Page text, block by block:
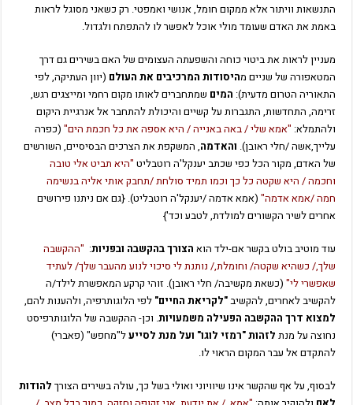
התנשאות וויתור אלא ממקום חומל, אנושי ואמפטי. רק כשאני מסוגל לראות
באמת את האדם שעומד מולי אוכל לאפשר לו להתפתח ולגדול.
מעניין לראות את ביטוי כוחה והשפעתה העצומים של האם בשירים גם דרך
המטאפורה של שניים מהיסודות המרכיבים את העולם (יוון העתיקה, לפי
התאוריה הטרום מדעית): המים שמתחברים לאותו מקום רחמי ומייצגים רגש,
זרימה, התחדשות, התגברות על קשיים והיכולת להתחבר אל אנרגיית היקום
ולהתמלא: "אמא שלי / באה באנייה / היא אספה את כל חכמת הים" (כפרה
עלייך,אשה /חלי ראובן). והאדמה, המשקפת את הצרכים הבסיסיים, השורשים
של האדם, מקור הכל כפי שכתב יענקל'ה רוטבליט "היא תביט אלי טובה
וחכמה / היא שקטה כל כך וכמו תמיד סולחת /תחבק אותי אליה בנשימה
חמה /אמא אדמה" (אמא אדמה /יענקל'ה רוטבליט). {גם אם ניתנו פירושים
אחרים לשיר הקשורים למולדת, לטבע וכד'}
עוד מוטיב בולט בקשר אם-ילד הוא הצורך בהקשבה ובפניות: "ההקשבה
שלך,/ כשהיא שקטה/ וחומלת,/ נותנת לי סיכוי לנוע מהעבר שלך/ לעתיד
שאפשרי לי" (כשאת מקשיבה/ חלי ראובן). זוהי קרקע המאפשרת לילד/ה
להקשיב לאחרים, להקשיב"לקריאת החיים" לפי הלוגותרפיה, ולהענות להם,
למצוא דרך ההקשבה הפעילה משמעויות. וכן- ההקשבה של הלוגותרפיסט
נחוצה על מנת לזהות "רמזי לוגו" ועל מנת לסייעל"מחפש" (פאברי)
להתקדם אל עבר המקום הראוי לו.
לבסוף, על אף שהקשר אינו שיוויוני ואולי בשל כך, עולה בשירים הצורך להודות